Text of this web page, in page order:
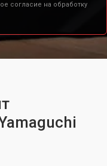
согласие на обработку